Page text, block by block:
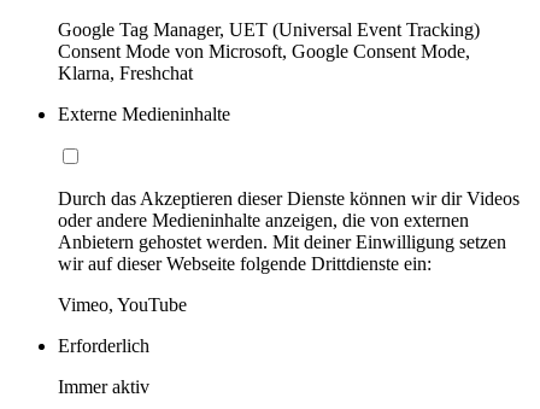
Google Tag Manager, UET (Universal Event Tracking)
Consent Mode von Microsoft, Google Consent Mode,
Klarna, Freshchat
Externe Medieninhalte
Durch das Akzeptieren dieser Dienste können wir dir Videos
oder andere Medieninhalte anzeigen, die von externen
Anbietern gehostet werden. Mit deiner Einwilligung setzen
wir auf dieser Webseite folgende Drittdienste ein:
Vimeo, YouTube
Erforderlich
Immer aktiv